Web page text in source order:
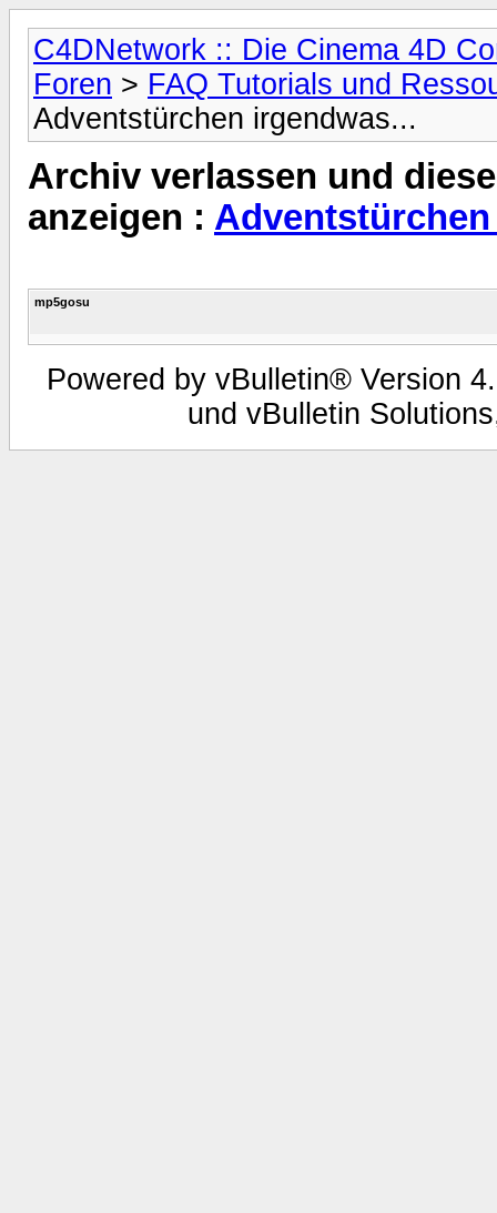
C4DNetwork :: Die Cinema 4D
Foren > FAQ Tutorials und
Adventstürchen irgendwas...
Archiv verlassen und
anzeigen :
mp5gosu
Powered by vBulletin® Version
und vBulletin